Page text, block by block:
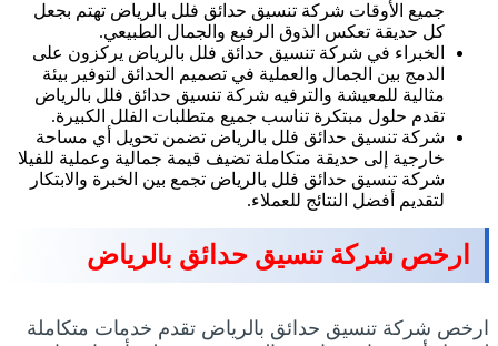
جميع الأوقات شركة تنسيق حدائق فلل بالرياض تهتم بجعل
كل حديقة تعكس الذوق الرفيع والجمال الطبيعي.
الخبراء في شركة تنسيق حدائق فلل بالرياض يركزون على
الدمج بين الجمال والعملية في تصميم الحدائق لتوفير بيئة
مثالية للمعيشة والترفيه شركة تنسيق حدائق فلل بالرياض
تقدم حلول مبتكرة تناسب جميع متطلبات الفلل الكبيرة.
شركة تنسيق حدائق فلل بالرياض تضمن تحويل أي مساحة
خارجية إلى حديقة متكاملة تضيف قيمة جمالية وعملية للفيلا
شركة تنسيق حدائق فلل بالرياض تجمع بين الخبرة والابتكار
لتقديم أفضل النتائج للعملاء.
ارخص شركة تنسيق حدائق بالرياض
ارخص شركة تنسيق حدائق بالرياض تقدم خدمات متكاملة